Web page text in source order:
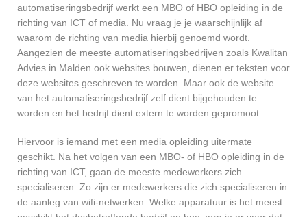
automatiseringsbedrijf werkt een MBO of HBO opleiding in de
richting van ICT of media. Nu vraag je je waarschijnlijk af
waarom de richting van media hierbij genoemd wordt.
Aangezien de meeste automatiseringsbedrijven zoals Kwalitan
Advies in Malden ook websites bouwen, dienen er teksten voor
deze websites geschreven te worden. Maar ook de website
van het automatiseringsbedrijf zelf dient bijgehouden te
worden en het bedrijf dient extern te worden gepromoot.
Hiervoor is iemand met een media opleiding uitermate
geschikt. Na het volgen van een MBO- of HBO opleiding in de
richting van ICT, gaan de meeste medewerkers zich
specialiseren. Zo zijn er medewerkers die zich specialiseren in
de aanleg van wifi-netwerken. Welke apparatuur is het meest